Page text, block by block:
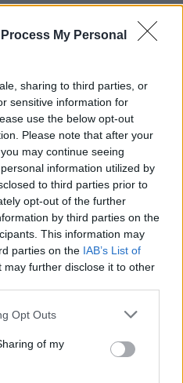
My Personal
sharing to third parties, or
sensitive information for
use the below opt-out
Please note that after your
may continue seeing
information utilized by
to third parties prior to
opt-out of the further
by third parties on the
This information may
parties on the IAB’s List of
may further disclose it to other
Opt Outs
of my